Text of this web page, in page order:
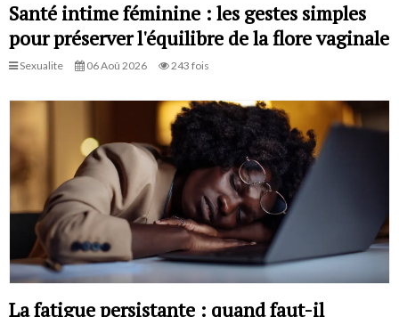
Santé intime féminine : les gestes simples
pour préserver l'équilibre de la flore vaginale
Sexualite 06 Aoû 2026 243 fois
La fatigue persistante : quand faut-il